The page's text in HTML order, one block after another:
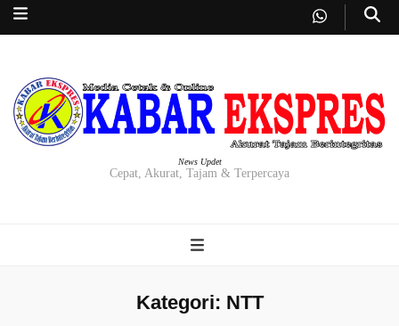
News Updet
Cepat, Akurat, Tajam & Terpercaya
Kategori: NTT